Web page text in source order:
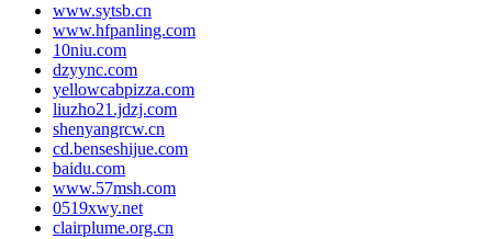
www.sytsb.cn
www.hfpanling.com
10niu.com
dzyync.com
yellowcabpizza.com
liuzho21.jdzj.com
shenyangrcw.cn
cd.benseshijue.com
baidu.com
www.57msh.com
0519xwy.net
clairplume.org.cn